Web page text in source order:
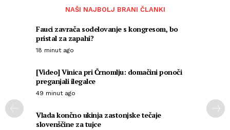
NAŠI NAJBOLJ BRANI ČLANKI
Fauci zavrača sodelovanje s kongresom, bo
pristal za zapahi?
18 minut ago
[Video] Vinica pri Črnomlju: domačini ponoči
preganjali ilegalce
49 minut ago
Vlada končno ukinja zastonjske tečaje
slovenščine za tujce